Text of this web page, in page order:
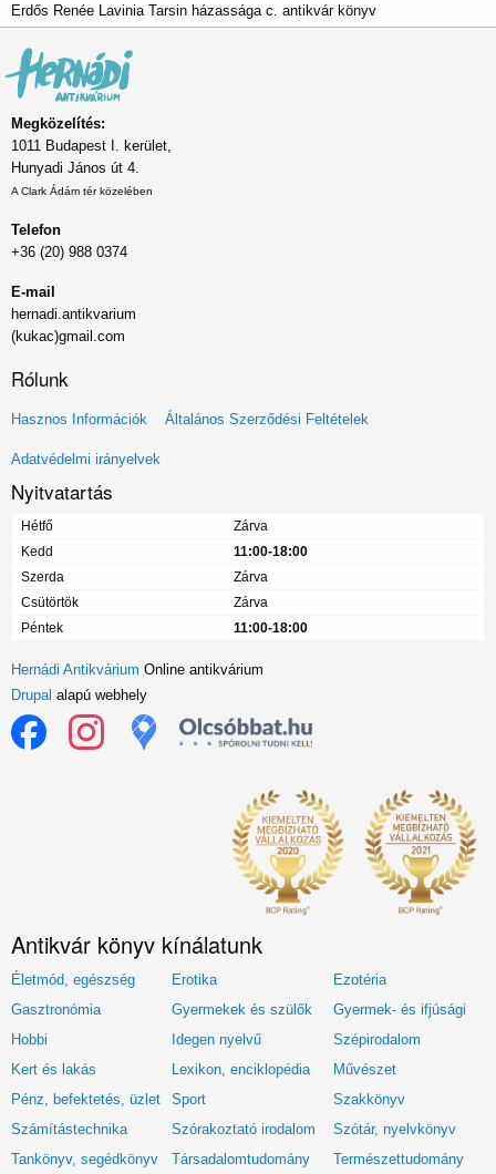
Erdős Renée Lavinia Tarsin házassága c. antikvár könyv
Megközelítés:
1011 Budapest I. kerület,
Hunyadi János út 4.
A Clark Ádám tér közelében
Telefon
+36 (20) 988 0374
E-mail
hernadi.antikvarium
(kukac)gmail.com
Rólunk
Lábléc
menü
Hasznos Információk Általános Szerződési Feltételek
Adatvédelmi irányelvek
Nyitvatartás
Hétfő
Zárva
Kedd
11:00-18:00
Szerda
Zárva
Csütörtök
Zárva
Péntek
11:00-18:00
Hernádi Antikvárium Online antikvárium
Drupal alapú webhely
Antikvár könyv kínálatunk
Életmód, egészség Erotika
Ezotéria
Gasztronómia
Gyermekek és szülők
Gyermek- és ifjúsági
Hobbi
Idegen nyelvű
Szépirodalom
Kert és lakás
Lexikon, enciklopédia
Művészet
Pénz, befektetés, üzlet
Sport
Szakkönyv
Számítástechnika
Szórakoztató irodalom
Szótár, nyelvkönyv
Tankönyv, segédkönyv
Társadalomtudomány Természettudomány